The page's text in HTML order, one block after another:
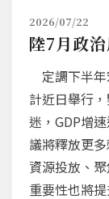
2026/07/22
陸7月政
定調下半年
計近日舉行
迷，GDP增
議將釋放更
資源投放、
重要性也將提